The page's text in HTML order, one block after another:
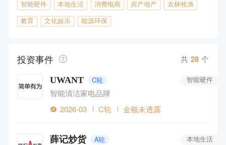
智能硬件 本地生活 消费电商 房产地产 农林牧渔
教育 文化娱乐 能源环保
投资事件 共 28 个
UWANT C轮
智能清洁家电品牌
智能硬件
2026-03 C轮 金额未透露
薛记炒货 A轮 本地生活